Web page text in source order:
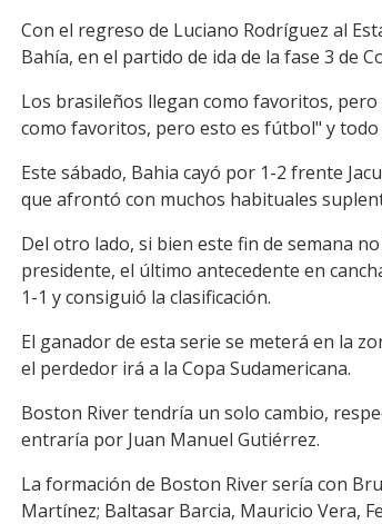
Facebook
WhatsApp
Email
Copy
Link
Con el regreso de Luciano Rodríguez al
Bahía, en el partido de ida de la fase 3 de
Los brasileños llegan como favoritos,
como favoritos, pero esto es fútbol" y todo
Este sábado, Bahia cayó por 1-2 frente
que afrontó con muchos habituales
Del otro lado, si bien este fin de semana
presidente, el último antecedente en
1-1 y consiguió la clasificación.
El ganador de esta serie se meterá en la
el perdedor irá a la Copa Sudamericana.
Boston River tendría un solo cambio,
entraría por Juan Manuel Gutiérrez.
La formación de Boston River sería con
Martínez; Baltasar Barcia, Mauricio Vera,